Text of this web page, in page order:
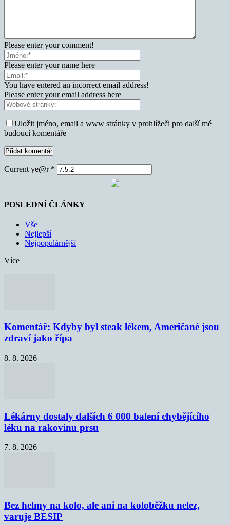
Please enter your comment!
Please enter your name here
You have entered an incorrect email address!
Please enter your email address here
Uložit jméno, email a www stránky v prohlížeči pro další mé
budoucí komentáře
Current ye@r *
POSLEDNÍ ČLÁNKY
Vše
Nejlepší
Nejpopulárnější
Více
Komentář: Kdyby byl steak lékem, Američané jsou
zdraví jako řípa
8. 8. 2026
Lékárny dostaly dalších 6 000 balení chybějícího
léku na rakovinu prsu
7. 8. 2026
Bez helmy na kolo, ale ani na koloběžku nelez,
varuje BESIP